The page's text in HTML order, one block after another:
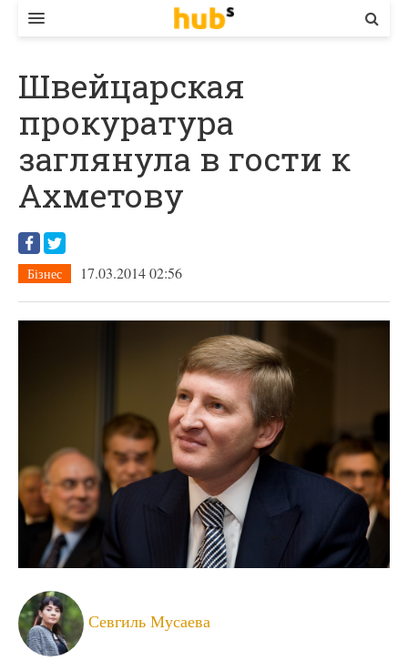
ЕКОНОМІКА
БІЗНЕС
СТАРТЕР
КОНТАКТИ
Швейцарская
прокуратура
заглянула в гости к
Ахметову
Бізнес 17.03.2014 02:56
Севгиль Мусаева